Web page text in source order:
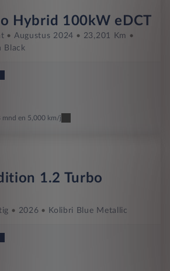
Hybrid 100kW eDCT
Augustus 2024
23,201 Km
Black
mnd en 5,000 km/j
1.2 Turbo
2026 Kolibri Blue Metallic